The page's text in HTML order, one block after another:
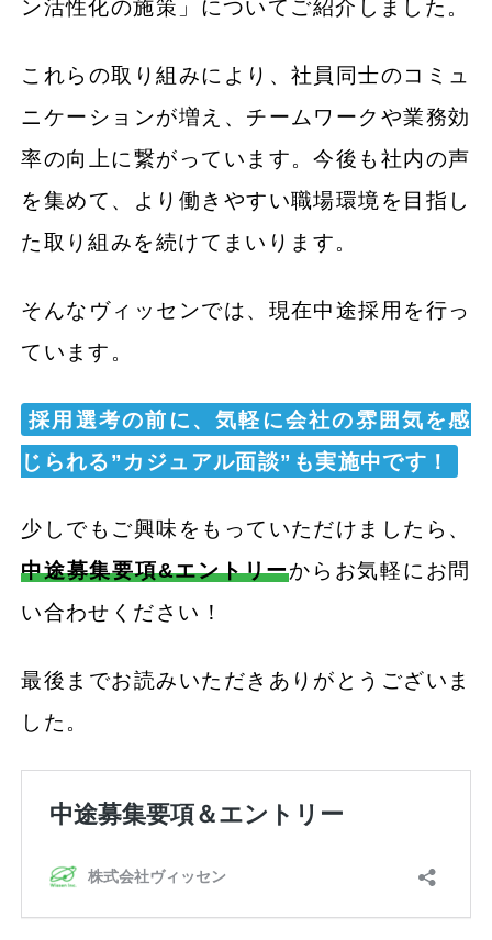
ン活性化の施策」についてご紹介しました。
これらの取り組みにより、社員同士のコミュ
ニケーションが増え、チームワークや業務効
率の向上に繋がっています。今後も社内の声
を集めて、より働きやすい職場環境を目指し
た取り組みを続けてまいります。
そんなヴィッセンでは、現在中途採用を行っ
ています。
採用選考の前に、気軽に会社の雰囲気を感
じられる”カジュアル面談”も実施中です！
少しでもご興味をもっていただけましたら、
中途募集要項&エントリーからお気軽にお問
い合わせください！
最後までお読みいただきありがとうございま
した。